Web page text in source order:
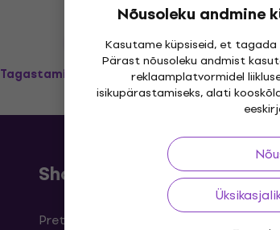
Nõusoleku andmine
Kasutame küpsiseid, et
Pärast nõusoleku andmist
reklaamplatvormidel
isikupärastamiseks, alati
Tagastamine kuni 30 päeva Tasuta
Shopping
Pretensioonid ja lepingust